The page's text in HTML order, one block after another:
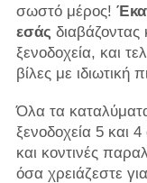
σωστό μέρος!
εσάς διαβάζοντας
ξενοδοχεία, και
βίλες με ιδιωτική
Όλα τα
ξενοδοχεία 5 και
και κοντινές
όσα χρειάζεστε